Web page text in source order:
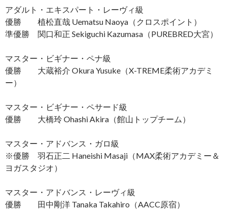
アダルト・エキスパート・レーヴィ級
優勝 植松直哉 Uematsu Naoya（クロスポイント）
準優勝 関口和正 Sekiguchi Kazumasa（PUREBRED大宮）
マスター・ビギナー・ペナ級
優勝 大蔵裕介 Okura Yusuke（X-TREME柔術アカデミ
ー）
マスター・ビギナー・ペサード級
優勝 大橋玲 Ohashi Akira（館山トップチーム）
マスター・アドバンス・ガロ級
※優勝 羽石正二 Haneishi Masaji（MAX柔術アカデミー＆
ヨガスタジオ）
マスター・アドバンス・レーヴィ級
優勝 田中剛洋 Tanaka Takahiro（AACC原宿）